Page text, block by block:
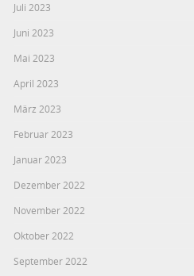
Juli 2023
Juni 2023
Mai 2023
April 2023
März 2023
Februar 2023
Januar 2023
Dezember 2022
November 2022
Oktober 2022
September 2022